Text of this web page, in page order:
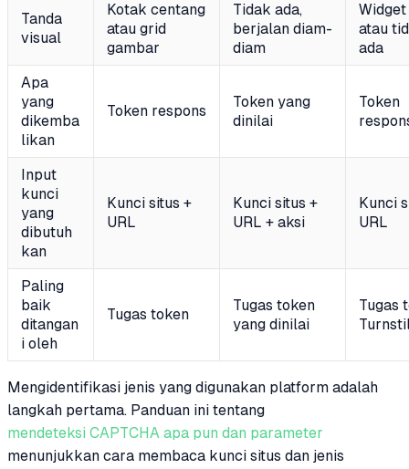
Tanda
visual
Kotak centang
atau grid
gambar
Tidak ada,
berjalan diam-
diam
atau
ada
Apa
yang
dikemba
likan
Token respons
Token yang
dinilai
Token
Input
kunci
yang
dibutuh
kan
Kunci situs +
URL
Kunci situs +
URL + aksi
Kunci
URL
Paling
baik
ditangan
i oleh
Tugas token
Tugas token
yang dinilai
Tugas
Mengidentifikasi jenis yang digunakan platform adalah
langkah pertama. Panduan ini tentang
mendeteksi CAPTCHA apa pun dan parameter
menunjukkan cara membaca kunci situs dan jenis